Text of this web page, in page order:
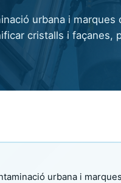
urbana i marques
cristalls i façanes,
urbana i